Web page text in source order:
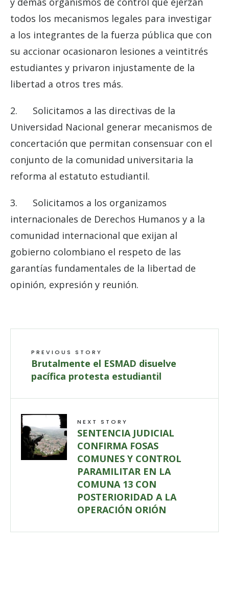
todos los mecanismos legales para investigar
a los integrantes de la fuerza pública que con
su accionar ocasionaron lesiones a veintitrés
estudiantes y privaron injustamente de la
libertad a otros tres más.
2. Solicitamos a las directivas de la
Universidad Nacional generar mecanismos de
concertación que permitan consensuar con el
conjunto de la comunidad universitaria la
reforma al estatuto estudiantil.
3. Solicitamos a los organizamos
internacionales de Derechos Humanos y a la
comunidad internacional que exijan al
gobierno colombiano el respeto de las
garantías fundamentales de la libertad de
opinión, expresión y reunión.
PREVIOUS STORY
Brutalmente el ESMAD disuelve
pacífica protesta estudiantil
NEXT STORY
SENTENCIA JUDICIAL
CONFIRMA FOSAS
COMUNES Y CONTROL
PARAMILITAR EN LA
COMUNA 13 CON
POSTERIORIDAD A LA
OPERACIÓN ORIÓN